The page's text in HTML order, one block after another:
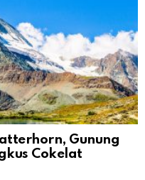
Gunung
Cokelat